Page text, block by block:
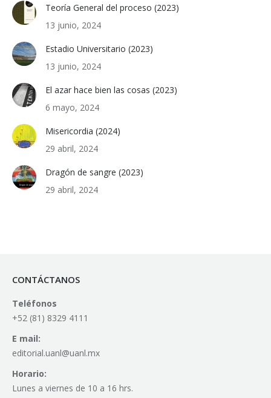
Teoría General del proceso (2023)
13 junio, 2024
Estadio Universitario (2023)
13 junio, 2024
El azar hace bien las cosas (2023)
6 mayo, 2024
Misericordia (2024)
29 abril, 2024
Dragón de sangre (2023)
29 abril, 2024
CONTÁCTANOS
Teléfonos
+52 (81) 8329 4111
E mail:
editorial.uanl@uanl.mx
Horario:
Lunes a viernes de 10 a 16 hrs.